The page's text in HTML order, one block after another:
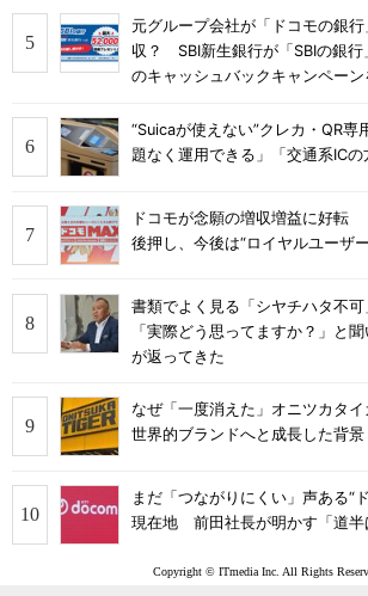
元グループ会社が「ドコモの銀
収？ SBI新生銀行が「SBIの銀行
のキャッシュバックキャンペーン
“Suicaが使えない”クレカ・QR
題なく運用できる」「交通系ICの
ドコモが念願の増収増益に好転
後押し、今後は“ロイヤルユーザ
書類でよく見る「シヤチハタ不
「実際どう思ってますか？」と
が返ってきた
なぜ「一度消えた」オニツカタ
世界的ブランドへと成長した背景
まだ「つながりにくい」声ある“
現在地 前田社長が明かす「道半
Copyright © ITmedia Inc. All Rights